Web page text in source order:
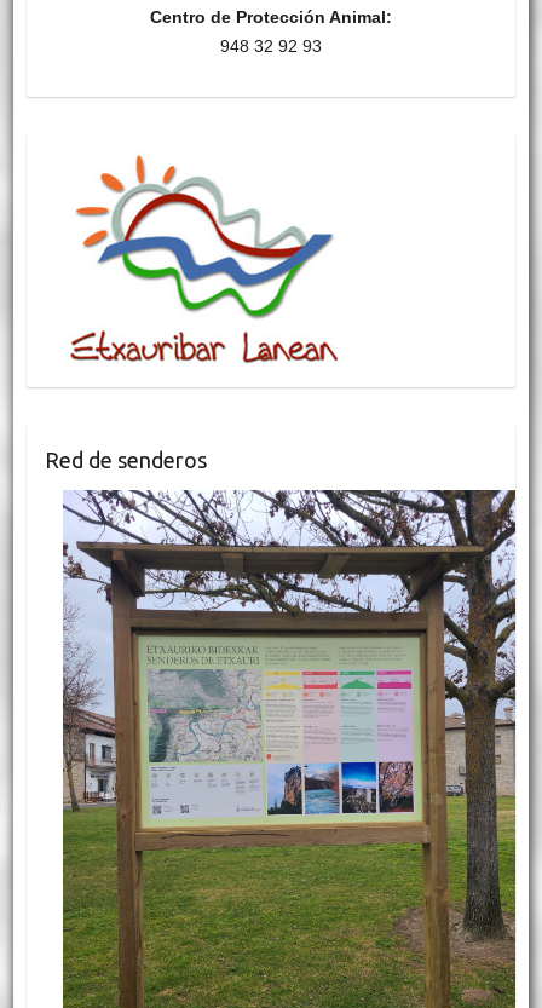
Centro de Protección Animal:
948 32 92 93
Red de senderos